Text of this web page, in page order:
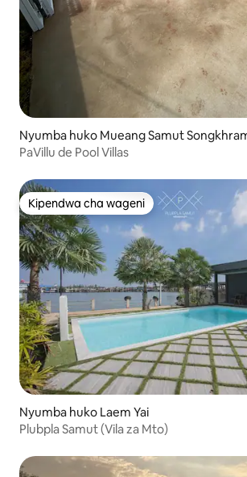
Nyumba huko Mueang Samut
PaVillu de Pool Villas
Kipendwa cha wageni
Kipendwa cha wageni
Nyumba huko Laem Yai
Plubpla Samut (Vila za Mto)